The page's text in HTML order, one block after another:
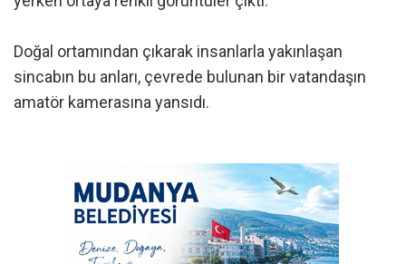
Doğal ortamından çıkarak insanlarla yakınlaşan
sincabın bu anları, çevrede bulunan bir vatandaşın
amatör kamerasına yansıdı.